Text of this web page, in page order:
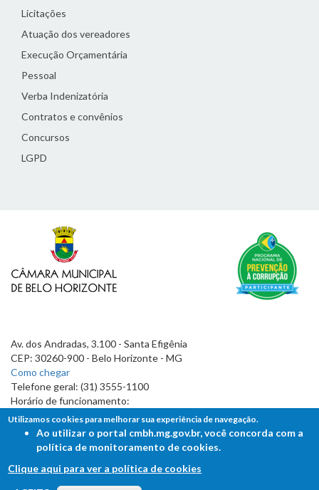
Licitações
Atuação dos vereadores
Execução Orçamentária
Pessoal
Verba Indenizatória
Contratos e convênios
Concursos
LGPD
Av. dos Andradas, 3.100 - Santa Efigênia
CEP: 30260-900 - Belo Horizonte - MG
Como chegar
Telefone geral: (31) 3555-1100
Horário de funcionamento:
7h às 19h
FALE COM A CÂMARA
Utilizamos cookies para melhorar sua experiência de navegação.
Ao utilizar o portal cmbh.mg.gov.br, você concorda com a
política de monitoramento de cookies.
Clique aqui para ver a política de cookies